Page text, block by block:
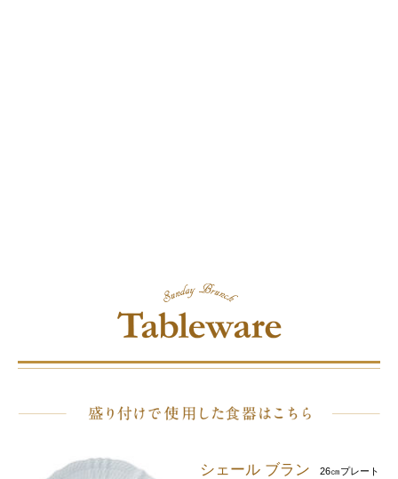
シェール ブラン 26㎝プレート